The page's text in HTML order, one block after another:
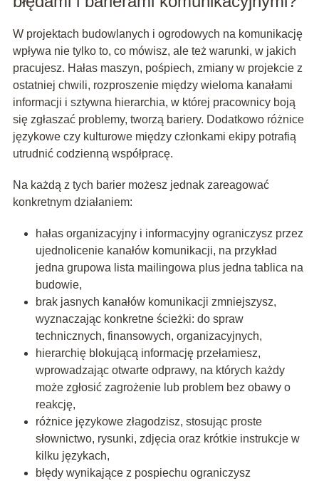
W projektach budowlanych i ogrodowych na komunikację
wpływa nie tylko to, co mówisz, ale też warunki, w jakich
pracujesz. Hałas maszyn, pośpiech, zmiany w projekcie z
ostatniej chwili, rozproszenie między wieloma kanałami
informacji i sztywna hierarchia, w której pracownicy boją
się zgłaszać problemy, tworzą bariery. Dodatkowo różnice
językowe czy kulturowe między członkami ekipy potrafią
utrudnić codzienną współpracę.
Na każdą z tych barier możesz jednak zareagować
konkretnym działaniem:
hałas organizacyjny i informacyjny ograniczysz przez
ujednolicenie kanałów komunikacji, na przykład
jedna grupowa lista mailingowa plus jedna tablica na
budowie,
brak jasnych kanałów komunikacji zmniejszysz,
wyznaczając konkretne ścieżki: do spraw
technicznych, finansowych, organizacyjnych,
hierarchię blokującą informację przełamiesz,
wprowadzając otwarte odprawy, na których każdy
może zgłosić zagrożenie lub problem bez obawy o
reakcję,
różnice językowe złagodzisz, stosując proste
słownictwo, rysunki, zdjęcia oraz krótkie instrukcje w
kilku językach,
błędy wynikające z pospiechu ograniczysz